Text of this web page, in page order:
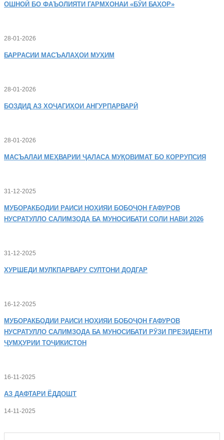
ОШНОӢ БО ФАЪОЛИЯТИ ГАРМХОНАИ «БӮИ БАҲОР»
28-01-2026
БАРРАСИИ МАСЪАЛАҲОИ МУҲИМ
28-01-2026
БОЗДИД АЗ ХОҶАГИҲОИ АНГУРПАРВАРӢ
28-01-2026
МАСЪАЛАИ МЕҲВАРИИ ҶАЛАСА МУҚОВИМАТ БО КОРРУПСИЯ
31-12-2025
МУБОРАКБОДИИ РАИСИ НОҲИЯИ БОБОҶОН ҒАФУРОВ
НУСРАТУЛЛО САЛИМЗОДА БА МУНОСИБАТИ СОЛИ НАВИ 2026
31-12-2025
ХУРШЕДИ МУЛКПАРВАРУ СУЛТОНИ ДОДГАР
16-12-2025
МУБОРАКБОДИИ РАИСИ НОҲИЯИ БОБОҶОН ҒАФУРОВ
НУСРАТУЛЛО САЛИМЗОДА БА МУНОСИБАТИ РӮЗИ ПРЕЗИДЕНТИ
ҶУМҲУРИИ ТОҶИКИСТОН
16-11-2025
АЗ ДАФТАРИ ЁДДОШТ
14-11-2025